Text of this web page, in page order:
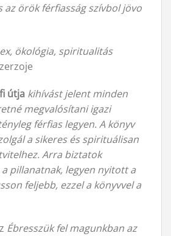
az örök férfiasság szívbol jövo
ökológia, spiritualitás
útja kihívást jelent minden
megvalósítani igazi
férfias legyen. A könyv
a sikeres és spirituálisan
Arra biztatok
pillanatnak, legyen nyitott a
feljebb, ezzel a könyvvel a
Ébresszük fel magunkban az